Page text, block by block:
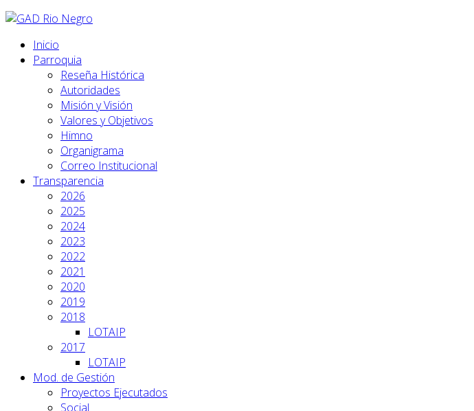
Inicio
Parroquia
Reseña Histórica
Autoridades
Misión y Visión
Valores y Objetivos
Himno
Organigrama
Correo Institucional
Transparencia
2026
2025
2024
2023
2022
2021
2020
2019
2018
LOTAIP
2017
LOTAIP
Mod. de Gestión
Proyectos Ejecutados
Social